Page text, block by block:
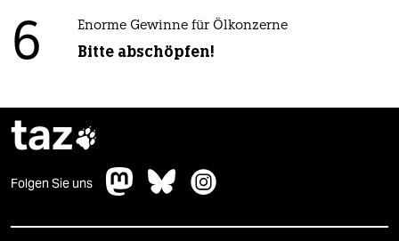
6 Enorme Gewinne für Ölkonzerne
Bitte abschöpfen!
taz
Folgen Sie uns